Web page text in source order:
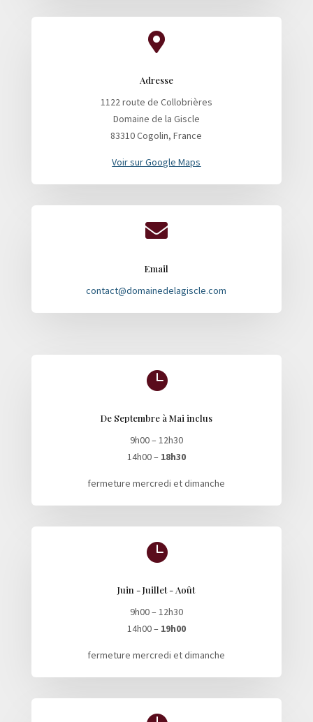

Adresse
1122 route de Collobrières
Domaine de la Giscle
83310 Cogolin, France
Voir sur Google Maps

Email
contact@domainedelagiscle.com

De Septembre à Mai inclus
9h00 – 12h30
14h00 – 18h30
fermeture mercredi et dimanche

Juin - Juillet - Août
9h00 – 12h30
14h00 – 19h00
fermeture mercredi et dimanche